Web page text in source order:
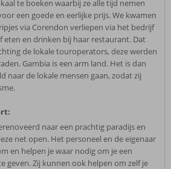
te boeken waarbij ze alle tijd nemen
een goede en eerlijke prijs. We kwamen
via Corendon verliepen via het bedrijf
eten en drinken bij haar restaurant. Dat
de lokale touroperators, deze werden
Gambia is een arm land. Het is dan
naar de lokale mensen gaan, zodat zij
naar een prachtig paradijs en
net open. Het personeel en de eigenaar
en helpen je waar nodig om je een
geven. Zij kunnen ook helpen om zelf je